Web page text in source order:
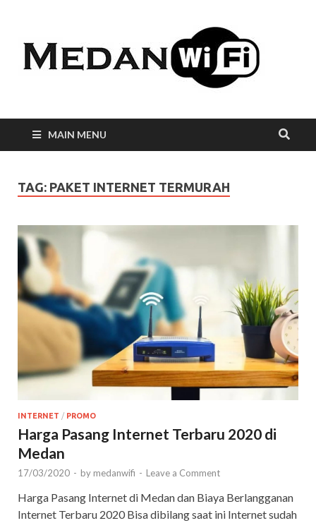
MAIN MENU
TAG: PAKET INTERNET TERMURAH
INTERNET / PROMO
Harga Pasang Internet Terbaru 2020 di
Medan
17/03/2020 - by medanwifi - Leave a Comment
Harga Pasang Internet di Medan dan Biaya Berlangganan
Internet Terbaru 2020 Bisa dibilang saat ini Internet sudah